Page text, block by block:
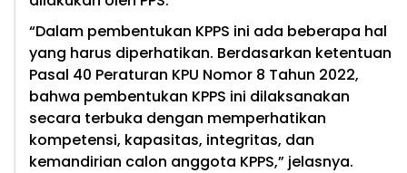
“Dalam pembentukan KPPS ini ada beberapa hal
yang harus diperhatikan. Berdasarkan ketentuan
Pasal 40 Peraturan KPU Nomor 8 Tahun 2022,
bahwa pembentukan KPPS ini dilaksanakan
secara terbuka dengan memperhatikan
kompetensi, kapasitas, integritas, dan
kemandirian calon anggota KPPS,” jelasnya.